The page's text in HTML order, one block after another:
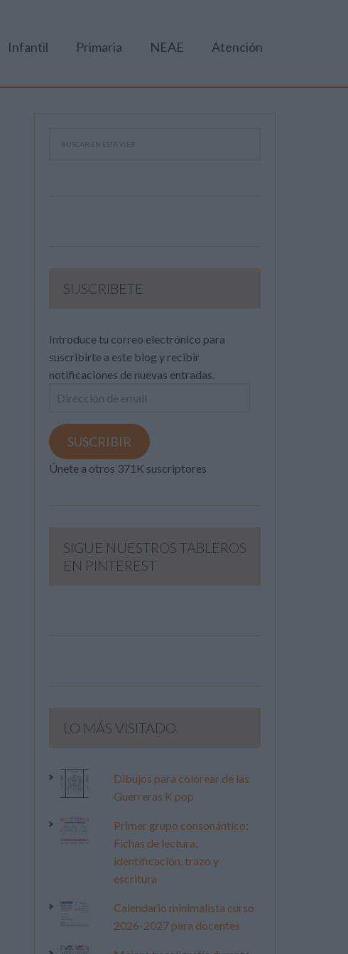
Infantil Primaria NEAE Atención
SUSCRIBETE
Introduce tu correo electrónico para
suscribirte a este blog y recibir
notificaciones de nuevas entradas.
Dirección
email
SUSCRIBIR
Únete a otros 371K suscriptores
SIGUE NUESTROS TABLEROS
EN PINTEREST
LO MÁS VISITADO
Dibujos para colorear de las
Guerreras K pop
Primer grupo consonántico:
Fichas de lectura,
identificación, trazo y
escritura
Calendario minimalista curso
2026-2027 para docentes